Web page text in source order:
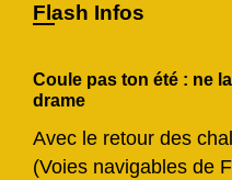
Flash Infos
Coule pas ton été : ne
drame
Avec le retour des
(Voies navigables de